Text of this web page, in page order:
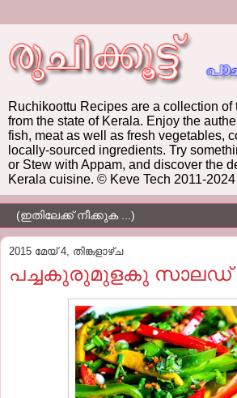
Ruchikoottu Recipes are a collection
from the state of Kerala. Enjoy the
fish, meat as well as fresh vegetables,
locally-sourced ingredients. Try
or Stew with Appam, and discover the
Kerala cuisine. © Keve Tech 2011-2024
2015 മേയ് 4, തിങ്കളാഴ്‌ച
പച്ചകുരുമുളകു സാലഡ്